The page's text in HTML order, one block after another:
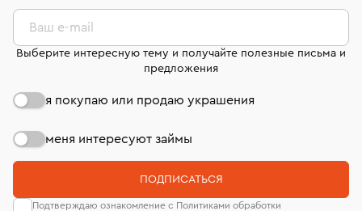
комиссионных украшений и часов смотрите на
странице«Возврат украшений»
лабораторий
Ваш e-mail
Выберите интересную тему и получайте полезные письма и
предложения
я покупаю или продаю украшения
меня интересуют займы
ПОДПИСАТЬСЯ
Подтверждаю ознакомление с Политиками обработки